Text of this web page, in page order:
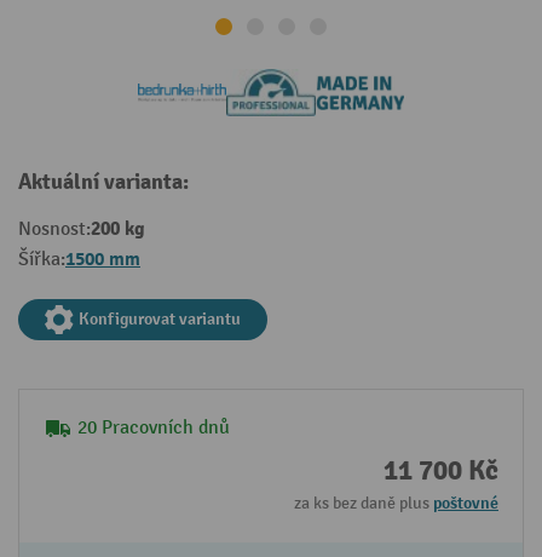
Aktuální varianta:
Nosnost:200 kg
Šířka:1500 mm
Konfigurovat variantu
20 Pracovních dnů
11 700 Kč
za ks bez daně plus poštovné